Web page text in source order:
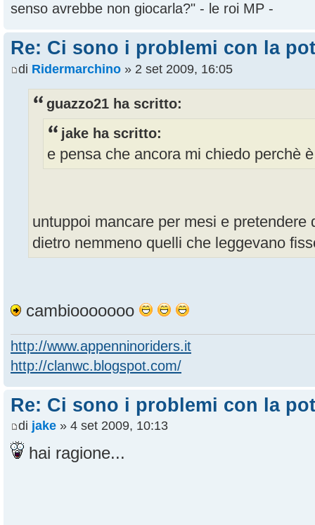
senso avrebbe non giocarla?" - le roi MP -
Re: Ci sono i problemi con la
di Ridermarchino » 2 set 2009, 16:05
guazzo21 ha scritto:
jake ha scritto:
e pensa che ancora mi chiedo perchè
untuppoi mancare per mesi e
dietro nemmeno quelli che leggevano
cambiooooooo
http://www.appenninoriders.it
http://clanwc.blogspot.com/
Re: Ci sono i problemi con la
di jake » 4 set 2009, 10:13
hai ragione...